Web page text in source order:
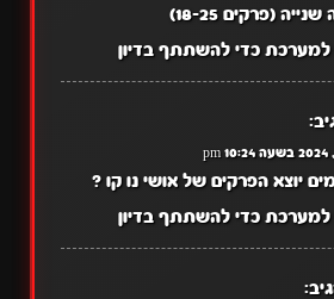
(פרקים 18-25)
כדי להשתתף בדיון
יוצא הפרקים של אושי נו קו ?
כדי להשתתף בדיון